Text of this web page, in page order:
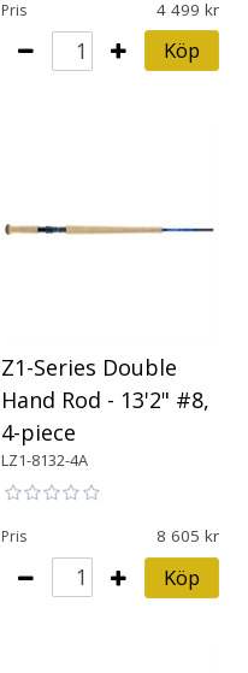
Pris 4 499
Köp
Z1-Series Double
Hand Rod - 13'2" #8,
4-piece
LZ1-8132-4A
Pris 8 605
Köp